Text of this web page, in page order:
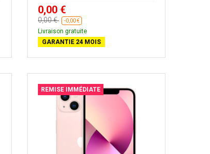
0,00 €
0,00 € -0,00 €
Livraison gratuite
GARANTIE 24 MOIS
REMISE IMMÉDIATE